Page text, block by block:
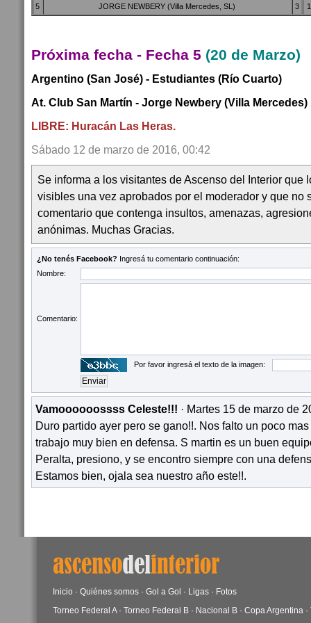
5 JORGE NEWBERY (Villa Mercedes, SL) 3 1
Próxima fecha - Fecha 5 (20 de
Argentino (San José) - Estudiantes (Río Cuarto)
At. Club San Martín - Jorge Newbery (Villa Mercedes)
LIBRE: Huracán Las Heras.
Sábado 12 de marzo de 2016, 00:42
Se informa a los visitantes de Ascenso del Interior que
visibles una vez aprobados por el moderador y que no
comentario que contenga insultos, amenazas,
anónimas. Muchas Gracias.
¿No tenés Facebook? Ingresá tu comentario continuación:
Nombre:
Comentario:
Por favor ingresá el texto de la imagen:
Vamoooooossss Celeste!!! · Martes 15 de marzo de
Duro partido ayer pero se gano!!. Nos falto un poco
trabajo muy bien en defensa. S martin es un buen
Peralta, presiono, y se encontro siempre con una
Estamos bien, ojala sea nuestro año este!!.
Inicio · Quiénes somos · Gol a Gol · Ligas · Fotos
Torneo Federal A· Torneo Federal B · Nacional B · Copa Argentina ·